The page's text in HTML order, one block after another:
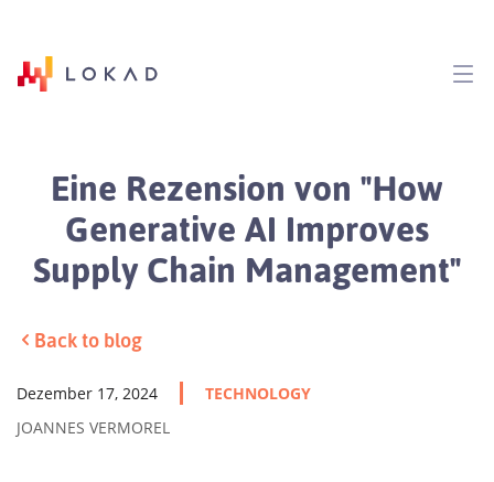
Eine Rezension von "How
Generative AI Improves
Supply Chain Management"
Back to blog
Dezember 17, 2024
TECHNOLOGY
JOANNES VERMOREL